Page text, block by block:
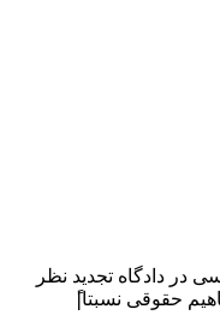
در دادگاه تجدید نظر
حقوقی نسبتا|ً